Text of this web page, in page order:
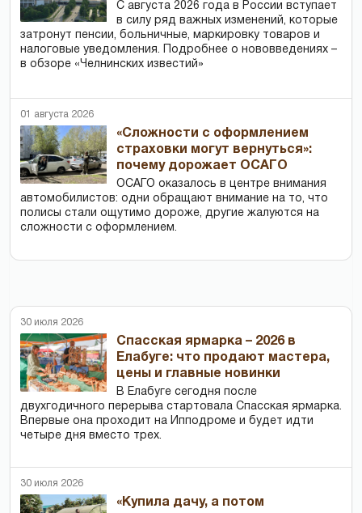
С августа 2026 года в России вступает
в силу ряд важных изменений, которые
затронут пенсии, больничные, маркировку товаров и
налоговые уведомления. Подробнее о нововведениях –
в обзоре «Челнинских известий»
01 августа 2026
«Сложности с оформлением
страховки могут вернуться»:
почему дорожает ОСАГО
ОСАГО оказалось в центре внимания
автомобилистов: одни обращают внимание на то, что
полисы стали ощутимо дороже, другие жалуются на
сложности с оформлением.
30 июля 2026
Спасская ярмарка – 2026 в
Елабуге: что продают мастера,
цены и главные новинки
В Елабуге сегодня после
двухгодичного перерыва стартовала Спасская ярмарка.
Впервые она проходит на Ипподроме и будет идти
четыре дня вместо трех.
30 июля 2026
«Купила дачу, а потом